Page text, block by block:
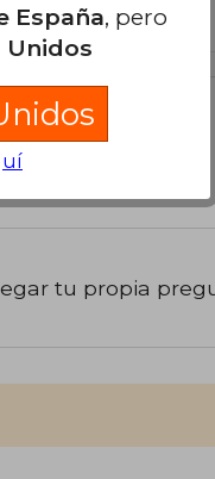
tu propia
España, pero
Unidos